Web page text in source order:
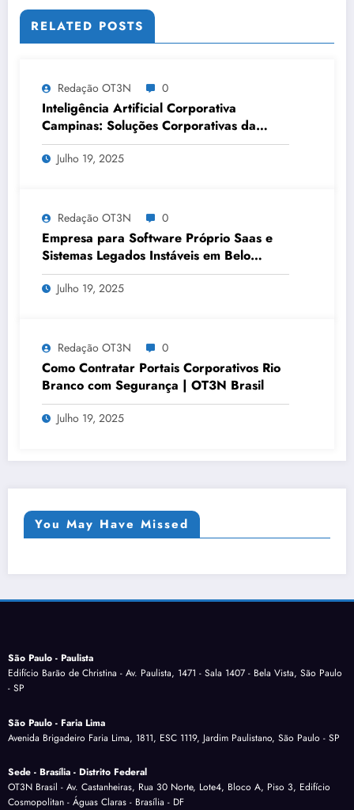
RELATED POSTS
Redação OT3N 0
Inteligência Artificial Corporativa
Campinas: Soluções Corporativas da
OT3N Brasil – Guia 3083
Julho 19, 2025
Redação OT3N 0
Empresa para Software Próprio Saas e
Sistemas Legados Instáveis em Belo
Horizonte | OT3N Brasil – Guia 3449
Julho 19, 2025
Redação OT3N 0
Como Contratar Portais Corporativos Rio
Branco com Segurança | OT3N Brasil
Julho 19, 2025
You May Have Missed
São Paulo - Paulista
Edifício Barão de Christina - Av. Paulista, 1471 - Sala 1407 - Bela Vista, São Paulo
- SP
São Paulo - Faria Lima
Avenida Brigadeiro Faria Lima, 1811, ESC 1119, Jardim Paulistano, São Paulo - SP
Sede - Brasília - Distrito Federal
OT3N Brasil - Av. Castanheiras, Rua 30 Norte, Lote4, Bloco A, Piso 3, Edifício
Cosmopolitan - Águas Claras - Brasília - DF